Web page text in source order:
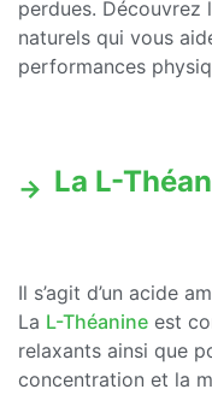
perdues. Découvrez
naturels qui vous
performances
La L-
Il s’agit d’un acide
La L-Théanine est
relaxants ainsi que
concentration et la